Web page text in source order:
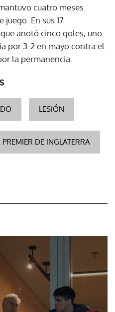
cuatro meses
En sus 17
anotó cinco goles, uno
por 3-2 en mayo contra el
la permanencia.
LESIÓN
PREMIER DE INGLATERRA